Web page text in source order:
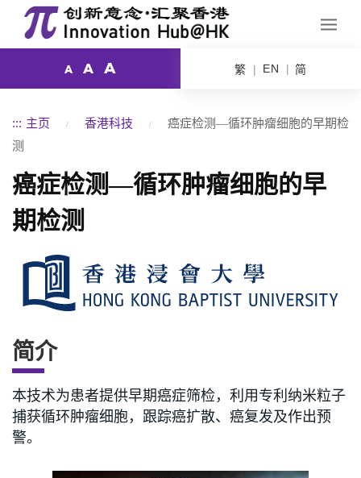
A A A 繁 EN 简
::: 主页 香港科技
癌症检测—循环肿瘤细胞的早期检
测
癌症检测—循环肿瘤细胞的早
期检测
简介
本技术为患者提供早期癌症筛检，利用专利纳米粒子
捕获循环肿瘤细胞，跟踪癌扩散、癌复发及作出预
警。